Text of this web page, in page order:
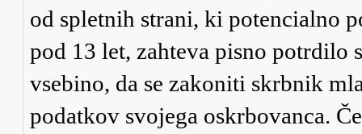
od spletnih strani, ki potencialno
pod 13 let, zahteva pisno potrdilo
vsebino, da se zakoniti skrbnik
podatkov svojega oskrbovanca.